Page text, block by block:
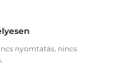
nyomtatás, nincs